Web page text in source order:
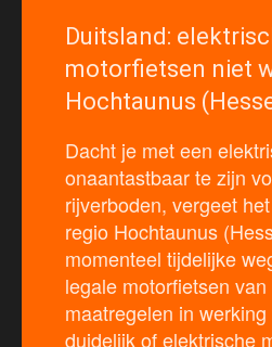
Duitsland:
motorfietsen niet
Hochtaunus
Dacht je met een
onaantastbaar te zijn
rijverboden, vergeet
regio Hochtaunus
momenteel tijdelijke
legale motorfietsen
maatregelen in
duidelijk of elektrische